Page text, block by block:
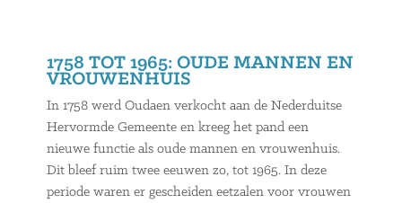
1758 TOT 1965: OUDE MANNEN EN
VROUWENHUIS
In 1758 werd Oudaen verkocht aan de Nederduitse
Hervormde Gemeente en kreeg het pand een
nieuwe functie als oude mannen en vrouwenhuis.
Dit bleef ruim twee eeuwen zo, tot 1965. In deze
periode waren er gescheiden eetzalen voor vrouwen